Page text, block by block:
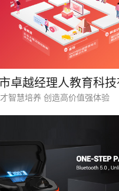
卓越经理人教育科技
智慧培养 创造高价值强体验